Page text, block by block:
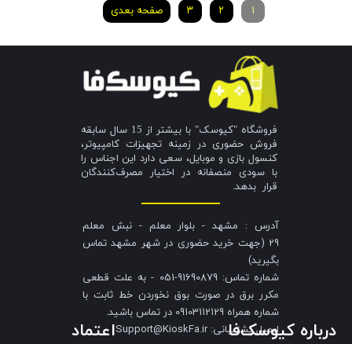
۱ ۲ ۳ صفحه بعدی
فروشگاه "کیوسک" با بیشتر از 15 سال سابقه
فروش حضوری در زمینه تجهیزات کامپیوتر،
کنسول بازی و موبایل، سعی دارد این اجناس را
با سودی منصفانه در اختیار مصرف‌کنندگان
قرار بدهد.
آدرس : مشهد - بلوار معلم - نبش معلم
29 (جهت خرید حضوری در شهر مشهد تماس
بگیرید)
شماره تماس: 91690879-051 - به علت قطعی
مکرر برق در صورت بوق نخوردن خط ثابت با
شماره همراه 09103112129 در تماس باشید.
​​​​​​​ایمیل پشتیبانی: Support@KioskFa.ir
اعتماد درباره کیوسک‌فا